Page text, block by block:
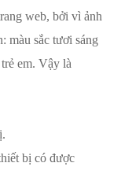
web, bởi vì ảnh
màu sắc tươi sáng
em. Vậy là
bị có được